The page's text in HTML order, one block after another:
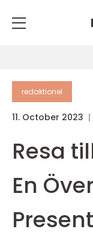
redaktionel
11. October 2023
Resa
En